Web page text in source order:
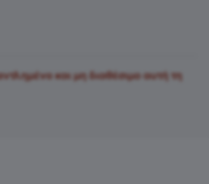
και μη διαθέσιμο αυτή τη